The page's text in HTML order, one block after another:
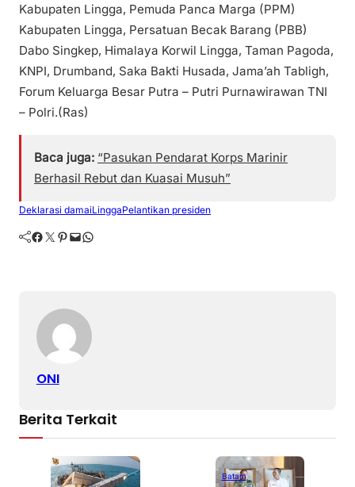
Kabupaten Lingga, Pemuda Panca Marga (PPM)
Kabupaten Lingga, Persatuan Becak Barang (PBB)
Dabo Singkep, Himalaya Korwil Lingga, Taman Pagoda,
KNPI, Drumband, Saka Bakti Husada, Jama’ah Tabligh,
Forum Keluarga Besar Putra – Putri Purnawirawan TNI
– Polri.(Ras)
Baca juga: “Pasukan Pendarat Korps Marinir
Berhasil Rebut dan Kuasai Musuh”
Deklarasi damaiLinggaPelantikan presiden
Facebook Twitter Pinterest Mail WhatsApp
ONI
Berita Terkait
Batam